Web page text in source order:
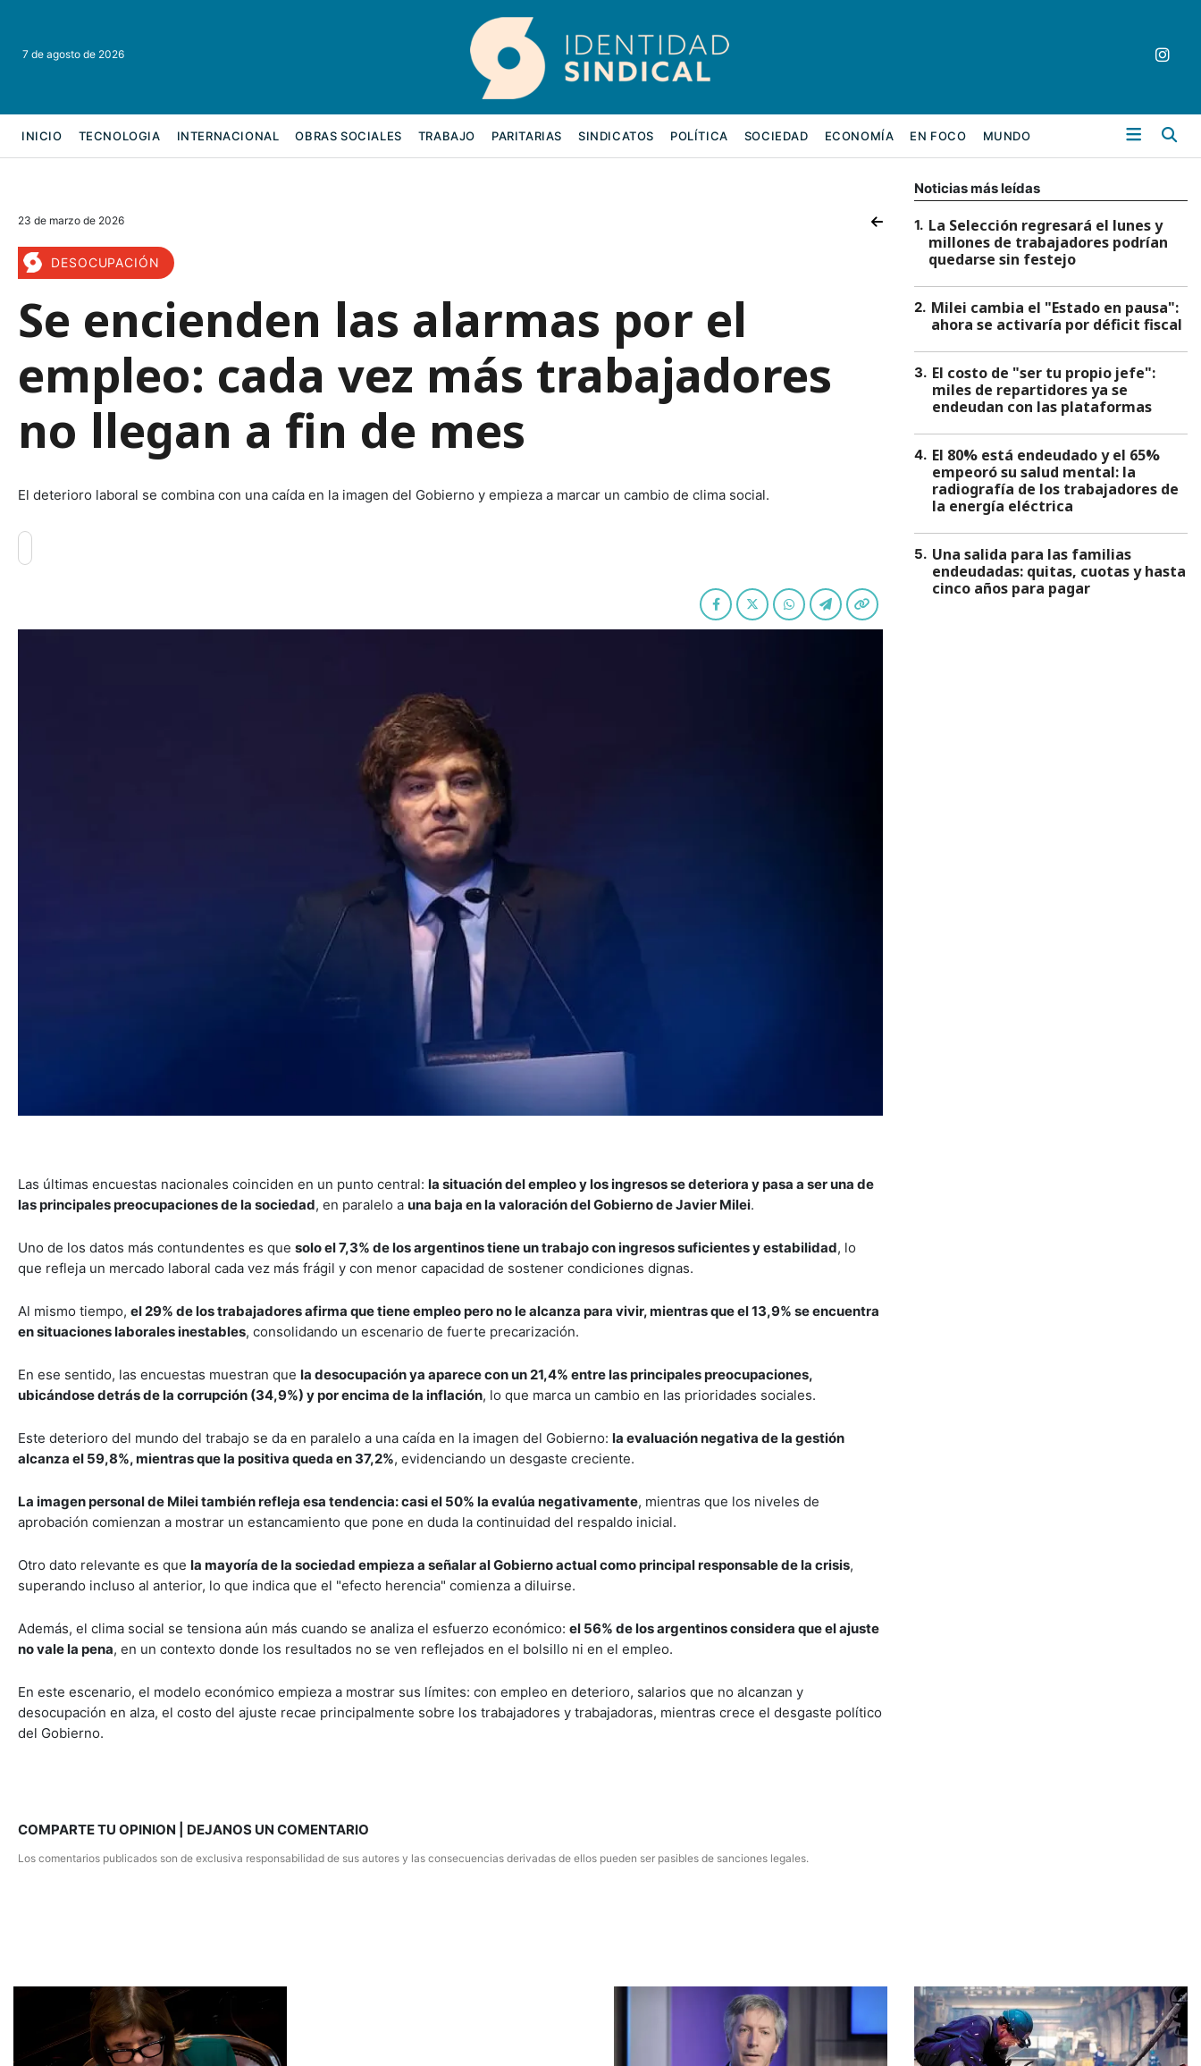
7 de agosto de 2026
INICIO TECNOLOGIA INTERNACIONAL OBRAS SOCIALES TRABAJO PARITARIAS SINDICATOS POLÍTICA SOCIEDAD ECONOMÍA EN FOCO MUNDO
23 de marzo de 2026
DESOCUPACIÓN
Se encienden las alarmas por el
empleo: cada vez más trabajadores
no llegan a fin de mes
El deterioro laboral se combina con una caída en la imagen del Gobierno y empieza a marcar un cambio de clima social.
Las últimas encuestas nacionales coinciden en un punto central: la situación del empleo y los ingresos se deteriora y pasa a ser una de
las principales preocupaciones de la sociedad, en paralelo a una baja en la valoración del Gobierno de Javier Milei.
Uno de los datos más contundentes es que solo el 7,3% de los argentinos tiene un trabajo con ingresos suficientes y estabilidad, lo
que refleja un mercado laboral cada vez más frágil y con menor capacidad de sostener condiciones dignas.
Al mismo tiempo, el 29% de los trabajadores afirma que tiene empleo pero no le alcanza para vivir, mientras que el 13,9% se encuentra
en situaciones laborales inestables, consolidando un escenario de fuerte precarización.
En ese sentido, las encuestas muestran que la desocupación ya aparece con un 21,4% entre las principales preocupaciones,
ubicándose detrás de la corrupción (34,9%) y por encima de la inflación, lo que marca un cambio en las prioridades sociales.
Este deterioro del mundo del trabajo se da en paralelo a una caída en la imagen del Gobierno: la evaluación negativa de la gestión
alcanza el 59,8%, mientras que la positiva queda en 37,2%, evidenciando un desgaste creciente.
La imagen personal de Milei también refleja esa tendencia: casi el 50% la evalúa negativamente, mientras que los niveles de
aprobación comienzan a mostrar un estancamiento que pone en duda la continuidad del respaldo inicial.
Otro dato relevante es que la mayoría de la sociedad empieza a señalar al Gobierno actual como principal responsable de la crisis,
superando incluso al anterior, lo que indica que el "efecto herencia" comienza a diluirse.
Además, el clima social se tensiona aún más cuando se analiza el esfuerzo económico: el 56% de los argentinos considera que el ajuste
no vale la pena, en un contexto donde los resultados no se ven reflejados en el bolsillo ni en el empleo.
En este escenario, el modelo económico empieza a mostrar sus límites: con empleo en deterioro, salarios que no alcanzan y
desocupación en alza, el costo del ajuste recae principalmente sobre los trabajadores y trabajadoras, mientras crece el desgaste político
del Gobierno.
COMPARTE TU OPINION | DEJANOS UN COMENTARIO
Los comentarios publicados son de exclusiva responsabilidad de sus autores y las consecuencias derivadas de ellos pueden ser pasibles de sanciones legales.
Noticias más leídas
1. La Selección regresará el lunes y
millones de trabajadores podrían
quedarse sin festejo
2. Milei cambia el "Estado en pausa":
ahora se activaría por déficit fiscal
3. El costo de "ser tu propio jefe":
miles de repartidores ya se
endeudan con las plataformas
4. El 80% está endeudado y el 65%
empeoró su salud mental: la
radiografía de los trabajadores de
la energía eléctrica
5. Una salida para las familias
endeudadas: quitas, cuotas y hasta
cinco años para pagar